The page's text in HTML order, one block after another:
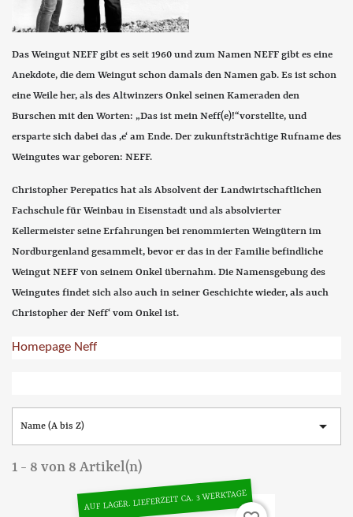
Das Weingut NEFF gibt es seit 1960 und zum Namen NEFF gibt es eine
Anekdote, die dem Weingut schon damals den Namen gab. Es ist schon
eine Weile her, als des Altwinzers Onkel seinen Kameraden den
Burschen mit den Worten: „Das ist mein Neff(e)!“ vorstellte, und
ersparte sich dabei das ‚e‘ am Ende. Der zukunftsträchtige Rufname des
Weingutes war geboren: NEFF.
Christopher Perepatics hat als Absolvent der Landwirtschaftlichen
Fachschule für Weinbau in Eisenstadt und als absolvierter
Kellermeister seine Erfahrungen bei renommierten Weingütern im
Nordburgenland gesammelt, bevor er das in der Familie befindliche
Weingut NEFF von seinem Onkel übernahm. Die Namensgebung des
Weingutes findet sich also auch in seiner Geschichte wieder, als auch
Christopher der Neff‘ vom Onkel ist.
Homepage Neff
Name (A bis Z) 
1 - 8 von 8 Artikel(n)
AUF LAGER. LIEFERZEIT CA. 3 WERKTAGE